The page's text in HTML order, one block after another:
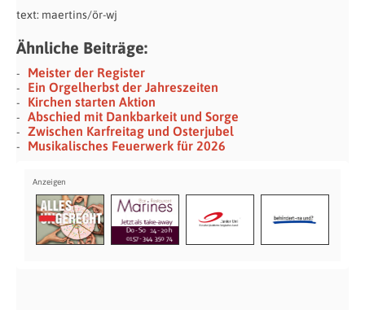
text: maertins/ör-wj
Ähnliche Beiträge:
Meister der Register
Ein Orgelherbst der Jahreszeiten
Kirchen starten Aktion
Abschied mit Dankbarkeit und Sorge
Zwischen Karfreitag und Osterjubel
Musikalisches Feuerwerk für 2026